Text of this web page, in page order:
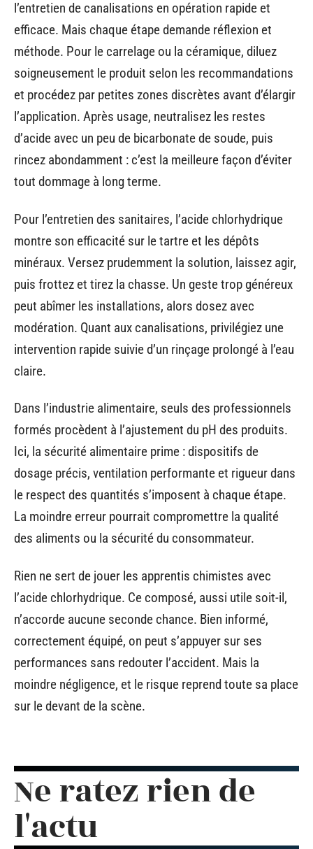
l’entretien de canalisations en opération rapide et
efficace. Mais chaque étape demande réflexion et
méthode. Pour le carrelage ou la céramique, diluez
soigneusement le produit selon les recommandations
et procédez par petites zones discrètes avant d’élargir
l’application. Après usage, neutralisez les restes
d’acide avec un peu de bicarbonate de soude, puis
rincez abondamment : c’est la meilleure façon d’éviter
tout dommage à long terme.
Pour l’entretien des sanitaires, l’acide chlorhydrique
montre son efficacité sur le tartre et les dépôts
minéraux. Versez prudemment la solution, laissez agir,
puis frottez et tirez la chasse. Un geste trop généreux
peut abîmer les installations, alors dosez avec
modération. Quant aux canalisations, privilégiez une
intervention rapide suivie d’un rinçage prolongé à l’eau
claire.
Dans l’industrie alimentaire, seuls des professionnels
formés procèdent à l’ajustement du pH des produits.
Ici, la sécurité alimentaire prime : dispositifs de
dosage précis, ventilation performante et rigueur dans
le respect des quantités s’imposent à chaque étape.
La moindre erreur pourrait compromettre la qualité
des aliments ou la sécurité du consommateur.
Rien ne sert de jouer les apprentis chimistes avec
l’acide chlorhydrique. Ce composé, aussi utile soit-il,
n’accorde aucune seconde chance. Bien informé,
correctement équipé, on peut s’appuyer sur ses
performances sans redouter l’accident. Mais la
moindre négligence, et le risque reprend toute sa place
sur le devant de la scène.
Ne ratez rien de
l'actu